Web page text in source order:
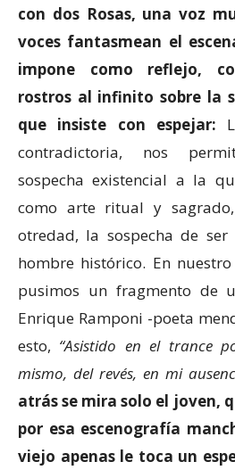
con dos Rosas, una voz
voces fantasmean el
impone como reflejo,
rostros al infinito sobre la
que insiste con espejar:
contradictoria, nos
sospecha existencial a la
como arte ritual y
otredad, la sospecha de
hombre histórico. En
pusimos un fragmento de
Enrique Ramponi -poeta
esto, “Asistido en el trance
mismo, del revés, en mi
atrás se mira solo el joven,
por esa escenografía
viejo apenas le toca un